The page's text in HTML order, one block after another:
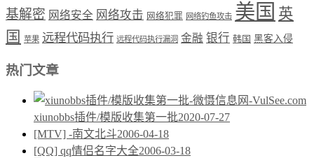
基解密 网络安全 网络攻击 网络犯罪 网络钓鱼攻击 美国 英
国
苹果 远程代码执行 远程代码执行漏洞 金融 银行 韩国 黑客入侵
热门文章
xiunobbs插件/模版收集第一批2020-07-27
[MTV] -南文北斗2006-04-18
[QQ] qq情侣名字大全2006-03-18